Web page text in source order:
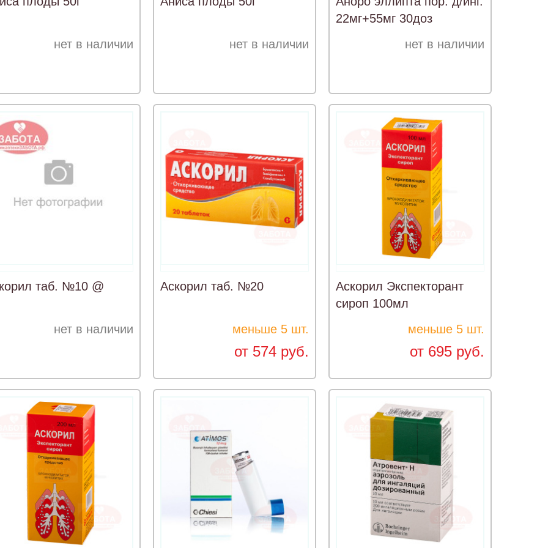
нет в наличии нет в наличии
22мг+55мг 30доз
нет в наличии
таб. №10 @
нет в наличии
Аскорил таб. №20
меньше 5 шт.
от 574 руб.
Аскорил Экспекторант
сироп 100мл
меньше 5 шт.
от 695 руб.